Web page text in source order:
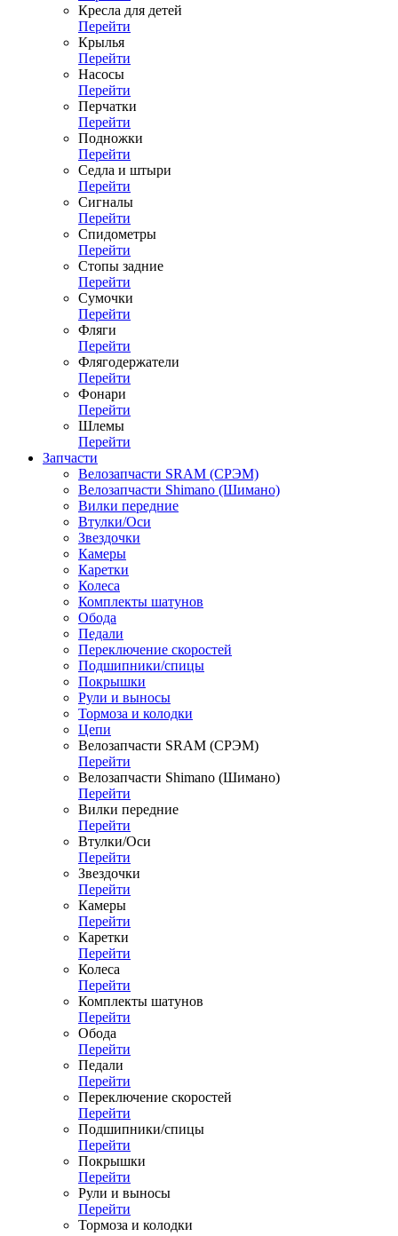
Кресла для детей
Перейти
Крылья
Перейти
Насосы
Перейти
Перчатки
Перейти
Подножки
Перейти
Седла и штыри
Перейти
Сигналы
Перейти
Спидометры
Перейти
Стопы задние
Перейти
Сумочки
Перейти
Фляги
Перейти
Флягодержатели
Перейти
Фонари
Перейти
Шлемы
Перейти
Запчасти
Велозапчасти SRAM (СРЭМ)
Велозапчасти Shimano (Шимано)
Вилки передние
Втулки/Оси
Звездочки
Камеры
Каретки
Колеса
Комплекты шатунов
Обода
Педали
Переключение скоростей
Подшипники/спицы
Покрышки
Рули и выносы
Тормоза и колодки
Цепи
Велозапчасти SRAM (СРЭМ)
Перейти
Велозапчасти Shimano (Шимано)
Перейти
Вилки передние
Перейти
Втулки/Оси
Перейти
Звездочки
Перейти
Камеры
Перейти
Каретки
Перейти
Колеса
Перейти
Комплекты шатунов
Перейти
Обода
Перейти
Педали
Перейти
Переключение скоростей
Перейти
Подшипники/спицы
Перейти
Покрышки
Перейти
Рули и выносы
Перейти
Тормоза и колодки